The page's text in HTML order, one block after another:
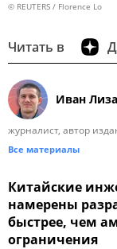
© REUTERS / Florence Lo
Читать в
Иван
журналист, автор
Все материалы
Китайские
намерены
быстрее, чем
ограничения